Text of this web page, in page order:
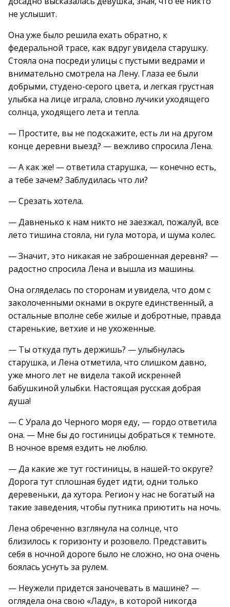
не услышит.
Она уже было решила ехать обратно, к
федеральной трасе, как вдруг увидела старушку.
Стояла она посреди улицы с пустыми ведрами и
внимательно смотрела на Лену. Глаза ее были
добрыми, студено-серого цвета, и легкая грустная
улыбка на лице играла, словно лучики уходящего
солнца, уходящего лета и тепла.
— Простите, вы не подскажите, есть ли на другом
конце деревни выезд? — вежливо спросила Лена.
— А как же! — ответила старушка, — конечно есть,
а тебе зачем? Заблудилась что ли?
— Срезать хотела.
— Давненько к нам никто не заезжал, пожалуй, все
лето тишина стояла, ни гула мотора, и шума колес.
— Значит, это никакая не заброшенная деревня? —
радостно спросила Лена и вышла из машины.
Она огляделась по сторонам и увидела, что дом с
заколоченными окнами в округе единственный, а
остальные вполне себе жилые и добротные, правда
старенькие, ветхие и не ухоженные.
— Ты откуда путь держишь? — улыбнулась
старушка, и Лена отметила, что слишком давно,
уже много лет не видела такой искренней
бабушкиной улыбки. Настоящая русская добрая
душа!
— С Урала до Черного моря еду, — гордо ответила
она. — Мне бы до гостиницы добраться к темноте.
В ночное время ездить не люблю.
— Да какие же тут гостиницы, в нашей-то округе?
Дорога тут сплошная будет идти, одни только
деревеньки, да хутора. Регион у нас не богатый на
такие заведения, чтобы путника приютить на ночь.
Лена обреченно взглянула на солнце, что
близилось к горизонту и розовело. Представить
себя в ночной дороге было не сложно, но она очень
боялась уснуть за рулем.
— Неужели придется заночевать в машине? —
оглядела она свою «Ладу», в которой никогда